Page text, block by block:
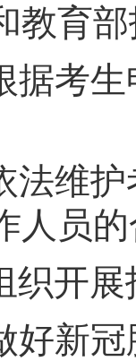
教育
据考
法维
人员
织开
好新